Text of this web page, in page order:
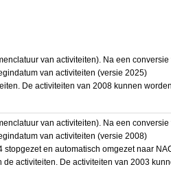
van activiteiten). Na een conversie
van activiteiten (versie 2025)
De activiteiten van 2008 kunnen worden
van activiteiten). Na een conversie
van activiteiten (versie 2008)
en automatisch omgezet naar
activiteiten. De activiteiten van 2003